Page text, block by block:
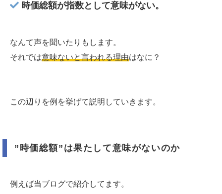
時価総額が指数として意味がない。
なんて声を聞いたりもします。
それでは意味ないと言われる理由はなに？
この辺りを例を挙げて説明していきます。
”時価総額”は果たして意味がないのか
例えば当ブログで紹介してます。